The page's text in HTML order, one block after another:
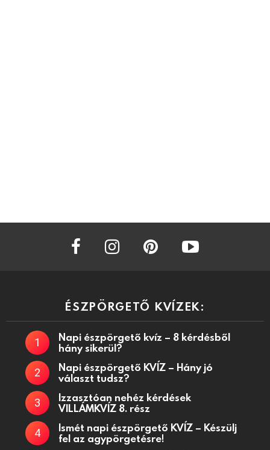
facebook instagram
ÉSZPÖRGETŐ KVÍZEK:
Napi észpörgető kvíz – 8 kérdésből
hány sikerül?
Napi észpörgető KVÍZ – Hány jó
választ tudsz?
Izzasztóan nehéz kérdések
VILLÁMKVÍZ 8. rész
Ismét napi észpörgető KVÍZ – Készülj
fel az agypörgetésre!